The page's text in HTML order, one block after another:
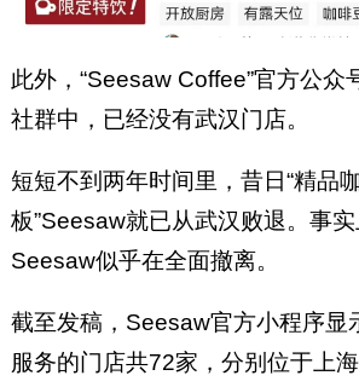
此外，“Seesaw Coffee”官方公众
社群中，已经没有武汉门店。
短短不到两年时间里，昔日“精品
板”Seesaw就已从武汉败退。事实
Seesaw似乎在全面撤离。
截至发稿，Seesaw官方小程序显
服务的门店共72家，分别位于上